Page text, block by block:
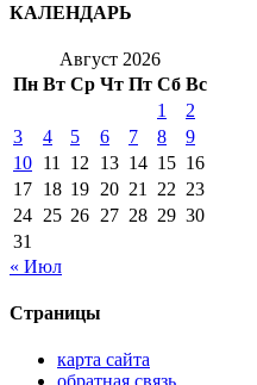
КАЛЕНДАРЬ
Август 2026
Пн Вт Ср Чт Пт Сб Вс
1
2
3
4 5 6 7 8
9
10 11 12 13 14 15 16
17 18 19 20 21 22 23
24 25 26 27 28 29 30
31
« Июл
Страницы
карта сайта